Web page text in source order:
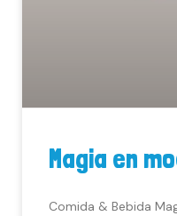
Magia en
Comida & Bebida